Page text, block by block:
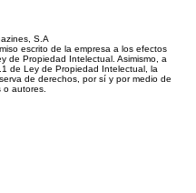
de Propiedad Intelectual. Asimismo, a
de Ley de Propiedad Intelectual, la
de derechos, por sí y por medio de
o autores.